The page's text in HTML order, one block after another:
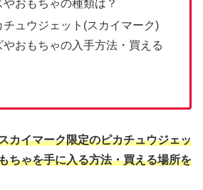
おもちゃの種類は？
チュウジェット(スカイマーク)
おもちゃの入手方法・買える
カイマーク限定のピカチュウジェッ
ちゃを手に入る方法・買える場所を